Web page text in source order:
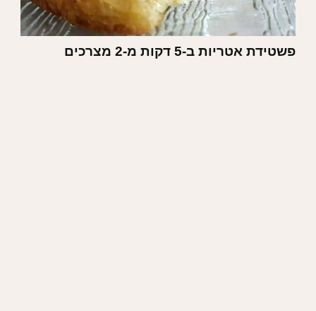
פשטידת אטריות ב-5 דקות מ-2 מצרכים